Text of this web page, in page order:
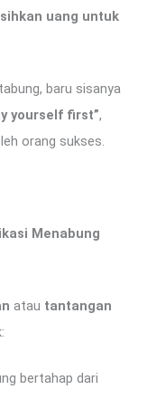
uang untuk
baru sisanya
yourself first”,
orang sukses.
Menabung
atau tantangan
bertahap dari